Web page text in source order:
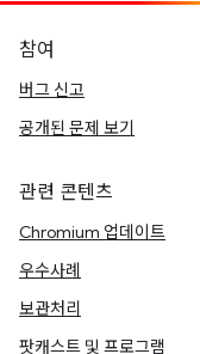
참여
버그 신고
공개된 문제 보기
관련 콘텐츠
Chromium 업데이트
우수사례
보관처리
팟캐스트 및 프로그램